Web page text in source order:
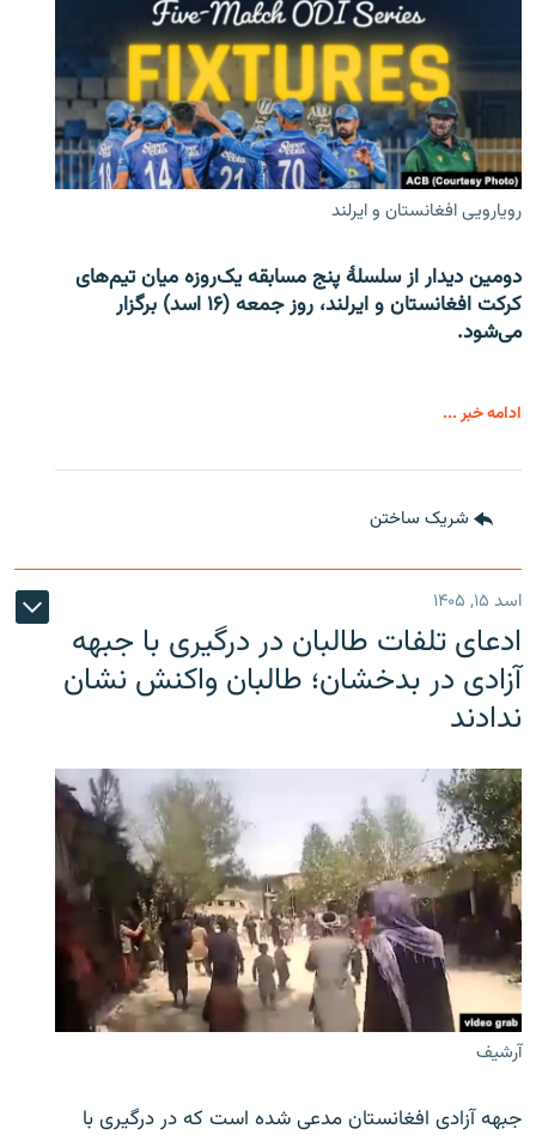
رویارویی افغانستان و ایرلند
دومین دیدار از سلسلۀ پنج مسابقه یک‌روزه میان تیم‌های
کرکت افغانستان و ایرلند، روز جمعه (۱۶ اسد) برگزار
می‌شود.
ادامه خبر ...
شریک ساختن
اسد ۱۵, ۱۴۰۵
ادعای تلفات طالبان در درگیری با جبهه
آزادی در بدخشان؛ طالبان واکنش نشان
ندادند
آرشیف
جبهه آزادی افغانستان مدعی شده است که در درگیری با